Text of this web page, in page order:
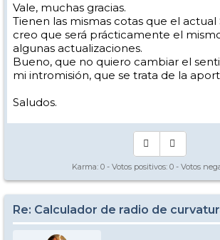
Vale, muchas gracias.
Tienen las mismas cotas que el actual
creo que será prácticamente el
algunas actualizaciones.
Bueno, que no quiero cambiar el
mi intromisión, que se trata de la
Saludos.
Karma: 0 - Votos positivos: 0 - Votos
Re: Calculador de radio de